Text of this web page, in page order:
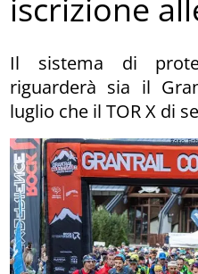
iscrizione
Il sistema di
riguarderà sia il
luglio che il TOR X di